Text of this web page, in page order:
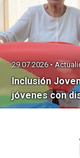
Inclusión
jóvenes con
29.07.2026 •